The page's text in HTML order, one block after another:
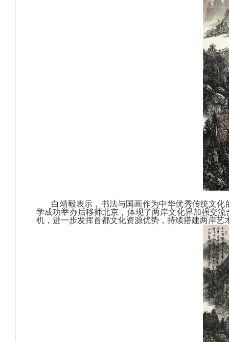
白靖毅表示，书法与国画作为中华优秀传统文化
学成功举办后移师北京，体现了两岸文化界加强交
机，进一步发挥首都文化资源优势，持续搭建两岸